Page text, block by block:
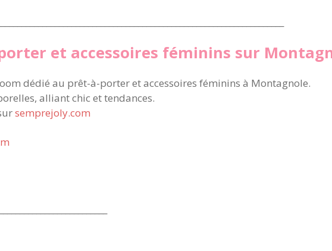
et accessoires féminins sur
dédié au prêt-à-porter et accessoires féminins à Montagnole.
alliant chic et tendances.
semprejoly.com